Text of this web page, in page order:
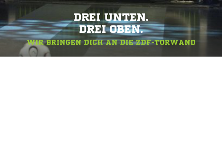
DREI UNTEN.
DREI OBEN.
WIR BRINGEN DICH AN DIE ZDF-TORWAND